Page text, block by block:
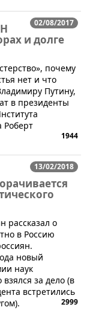
02/08/2017
и долге
почему
нет и что
Путину,
в президенты
1944
13/02/2018
рассказал о
в Россию
новый
наук
за дело (в
встретились
2999